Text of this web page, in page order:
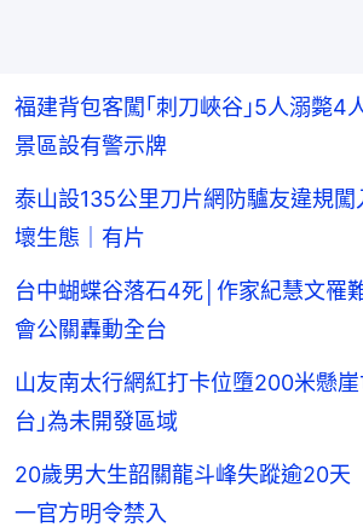
福建背包客闖｢刺刀峽谷｣5人溺斃
景區設有警示牌
泰山設135公里刀片網防驢友違規
壞生態｜有片
台中蝴蝶谷落石4死│作家紀慧文
會公關轟動全台
山友南太行網紅打卡位墮200米懸
台｣為未開發區域
20歲男大生韶關龍斗峰失蹤逾20
一官方明令禁入